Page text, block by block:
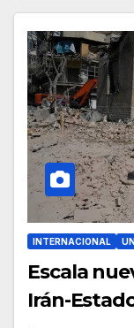
INTERNACIONAL
Escala
Irán-